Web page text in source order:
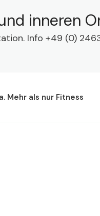
inneren
Info +49 (0)
Mehr als nur Fitness